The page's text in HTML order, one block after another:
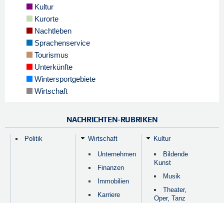
Kultur
Kurorte
Nachtleben
Sprachenservice
Tourismus
Unterkünfte
Wintersportgebiete
Wirtschaft
NACHRICHTEN-RUBRIKEN
Politik Wirtschaft
Unternehmen
Finanzen
Immobilien
Karriere
Kultur
Bildende
Kunst
Musik
Theater,
Oper, Tanz